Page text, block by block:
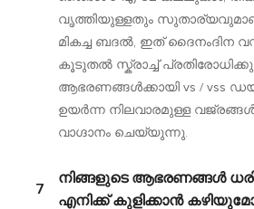
വൃത്തിയുള്ളതും
മികച്ച ബദൽ, ഇത് ദൈനംദിന
കൂടുതൽ സ്ക്രാച്ച്
ആഭരണങ്ങൾക്കായി vs / vss
ഉയർന്ന നിലവാരമുള്ള
വാഗ്ദാനം ചെയ്യുന്നു.
7
നിങ്ങളുടെ ആഭരണങ്ങൾ
എനിക്ക് കുളിക്കാൻ